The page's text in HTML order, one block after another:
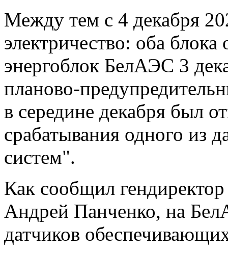
Между тем с 4 декабря
электричество: оба
энергоблок БелАЭС 3
планово-
в середине декабря был
срабатывания одного из
систем".
Как сообщил
Андрей Панченко, на
датчиков